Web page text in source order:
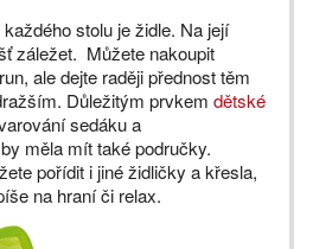
stolu je židle. Na její
záležet. Můžete nakoupit
ale dejte raději přednost těm
Důležitým prvkem dětské
sedáku a
měla mít také područky.
pořídit i jiné židličky a křesla,
na hraní či relax.